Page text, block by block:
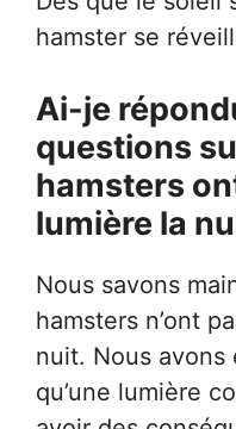
hamster se
Ai-je
questions
hamsters
lumière la
Nous savons
hamsters n’ont
nuit. Nous avons
qu’une lumière